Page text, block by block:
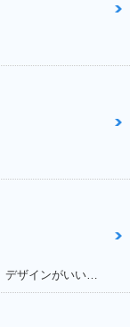
満足ポイント:とにかく速い。ギヤの入りがいい。デザインがいい！！